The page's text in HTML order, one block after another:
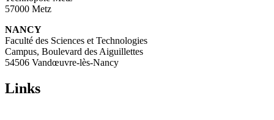
57000 Metz
NANCY
Faculté des Sciences et Technologies
Campus, Boulevard des Aiguillettes
54506 Vandœuvre-lès-Nancy
Links